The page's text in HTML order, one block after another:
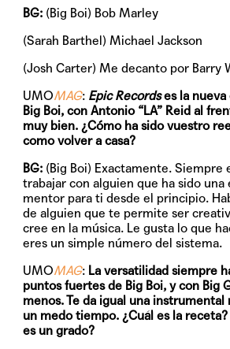
BG: (Big Boi) Bob Marley
(Sarah Barthel) Michael Jackson
(Josh Carter) Me decanto por Barry
UMOMAG: Epic Recordses la nueva
Big Boi, con Antonio “LA” Reid al
muy bien. ¿Cómo ha sido vuestro
como volver a casa?
BG: (Big Boi) Exactamente. Siempre
trabajar con alguien que ha sido una
mentor para ti desde el principio.
de alguien que te permite ser
cree en la música. Le gusta lo que
eres un simple número del sistema.
UMOMAG: La versatilidad siempre
puntos fuertes de Big Boi, y con Big
menos. Te da igual una instrumental
un medo tiempo. ¿Cuál es la
es un grado?